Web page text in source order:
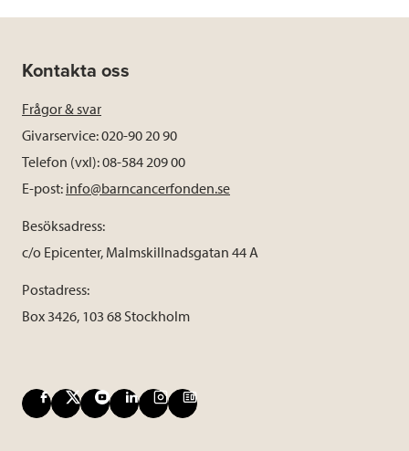
Kontakta oss
Frågor & svar
Givarservice: 020-90 20 90
Telefon (vxl): 08-584 209 00
E-post: info@barncancerfonden.se
Besöksadress:
c/o Epicenter, Malmskillnadsgatan 44 A
Postadress:
Box 3426, 103 68 Stockholm
F
X
Y
L
I
B